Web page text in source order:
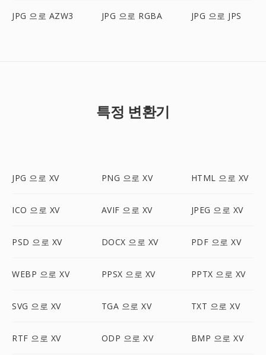
JPG 으로 AZW3 JPG 으로 RGBA JPG 으로 JPS
특정 변환기
JPG 으로 XV PNG 으로 XV HTML 으로 XV
ICO 으로 XV AVIF 으로 XV JPEG 으로 XV
PSD 으로 XV DOCX 으로 XV PDF 으로 XV
WEBP 으로 XV PPSX 으로 XV PPTX 으로 XV
SVG 으로 XV TGA 으로 XV TXT 으로 XV
RTF 으로 XV ODP 으로 XV BMP 으로 XV